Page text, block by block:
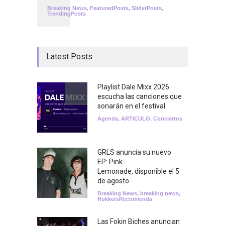
Breaking News, FeaturedPosts, SliderPosts,
TrendingPosts
Latest Posts
Playlist Dale Mixx 2026:
escucha las canciones que
sonarán en el festival
Agenda, ARTICULO, Conciertos
GRLS anuncia su nuevo
EP: Pink
Lemonade, disponible el 5
de agosto
Breaking News, breaking news,
RokkersRecomienda
Las Fokin Biches anuncian